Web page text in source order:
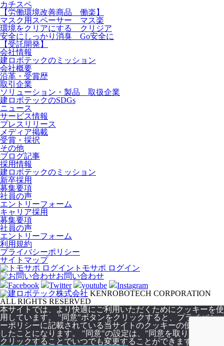
カチスペ
【労働環境改善商品 働楽】
マスク用スペーサー マス楽
環境をクリアにする クリジア
安全にしっかり消臭 Go安全に
【受託開発】
会社情報
建ロボテックのミッション
会社概要
沿革・受賞歴
取引企業
ソリューション・製品 取扱企業
建ロボテックのSDGs
ニュース
サービス情報
プレスリリース
メディア掲載
受賞・採択
その他
ブログ記事
採用情報
建ロボテックのミッション
新卒採用
募集要項
社員の声
エントリーフォーム
キャリア採用
募集要項
社員の声
エントリーフォーム
利用規約
プライバシーポリシー
サイトマップ
トモサポ ログイン
お問い合わせ
Facebook
Twitter youtube
Instagram
KENROBOTECH CORPORATION
ALL RIGHTS RESERVED
本サイトでは、より快適にご利用いただくためにクッキーを使
用しています。 "同意"ボタンをクリックすると、プライバシ
ーポリシーに記載されている当サイトのクッキーの使用に同意
したことになります。 "同意"の設定は、"同意を取り消し "を
クリックすることでいつでも変更することができます。